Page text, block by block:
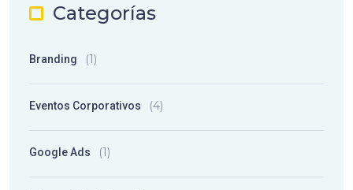
Categorías
Branding (1)
Eventos Corporativos (4)
Google Ads (1)